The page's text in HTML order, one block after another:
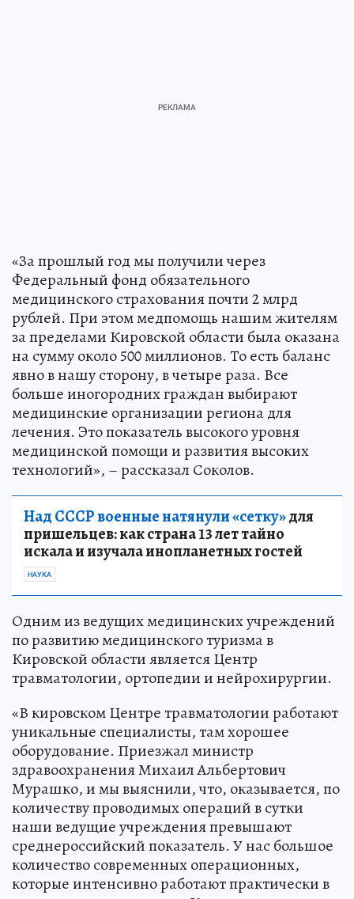
«За прошлый год мы получили через
Федеральный фонд обязательного
медицинского страхования почти 2 млрд
рублей. При этом медпомощь нашим жителям
за пределами Кировской области была оказана
на сумму около 500 миллионов. То есть баланс
явно в нашу сторону, в четыре раза. Все
больше иногородних граждан выбирают
медицинские организации региона для
лечения. Это показатель высокого уровня
медицинской помощи и развития высоких
технологий», – рассказал Соколов.
Над СССР военные натянули «сетку»для
пришельцев: как страна 13 лет тайно
искала и изучала инопланетных гостей
НАУКА
Одним из ведущих медицинских учреждений
по развитию медицинского туризма в
Кировской области является Центр
травматологии, ортопедии и нейрохирургии.
«В кировском Центре травматологии работают
уникальные специалисты, там хорошее
оборудование. Приезжал министр
здравоохранения Михаил Альбертович
Мурашко, и мы выяснили, что, оказывается, по
количеству проводимых операций в сутки
наши ведущие учреждения превышают
среднероссийский показатель. У нас большое
количество современных операционных,
которые интенсивно работают практически в